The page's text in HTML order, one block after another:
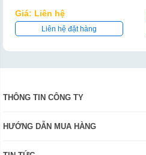
Giá: Liên hệ
Liên hệ đặt hàng
THÔNG TIN CÔNG TY
Chính sách bảo mật thông tin
HƯỚNG DẪN MUA HÀNG